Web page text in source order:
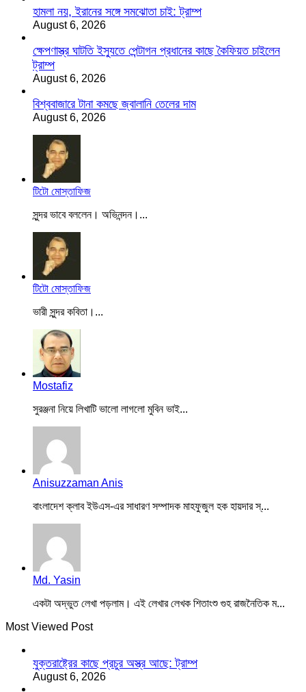
হামলা নয়, ইরানের সঙ্গে সমঝোতা চাই: ট্রাম্প
August 6, 2026
ক্ষেপণাস্ত্র ঘাটতি ইস্যুতে পেন্টাগন প্রধানের কাছে কৈফিয়ত চাইলেন
ট্রাম্প
August 6, 2026
বিশ্ববাজারে টানা কমছে জ্বালানি তেলের দাম
August 6, 2026
টিটো মোস্তাফিজ
সুন্দর ভাবে বললেন। অভিনন্দন।...
টিটো মোস্তাফিজ
ভারী সুন্দর কবিতা।...
Mostafiz
সুরঞ্জনা নিয়ে লিখাটি ভালো লাগলো মুবিন ভাই...
Anisuzzaman Anis
বাংলাদেশ ক্লাব ইউএস-এর সাধারণ সম্পাদক মাহফুজুল হক হায়দার স্...
Md. Yasin
একটা অদ্ভুত লেখা পড়লাম। এই লেখার লেখক শিতাংশু গুহ রাজনৈতিক ম...
Most Viewed Post
যুক্তরাষ্ট্রের কাছে প্রচুর অস্ত্র আছে: ট্রাম্প
August 6, 2026